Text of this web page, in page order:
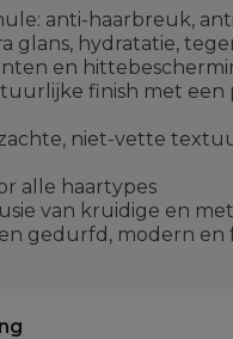
anti-haarbreuk,
glans, hydratatie,
en
finish met een
niet-vette
alle haartypes
van kruidige en
gedurfd, modern en